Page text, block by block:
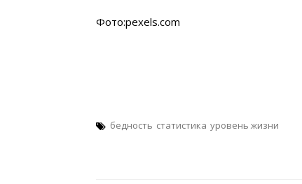
Фото:pexels.com
бедность статистика уровень жизни